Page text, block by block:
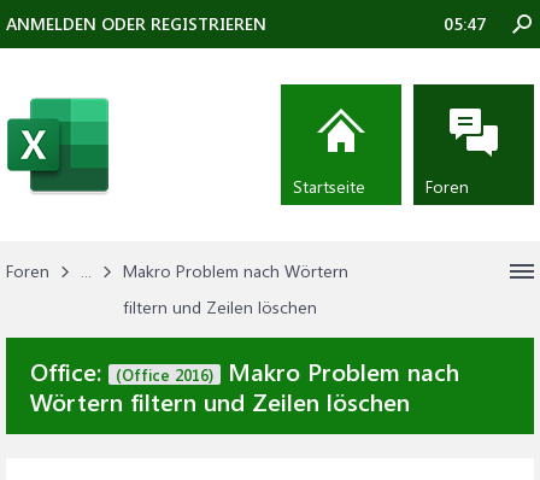
Foren ...
Makro Problem nach Wörtern
filtern und Zeilen löschen
Office: (Office 2016)
Makro Problem nach
Wörtern filtern und Zeilen löschen
ANMELDEN ODER REGISTRIEREN 05:47
Startseite Foren